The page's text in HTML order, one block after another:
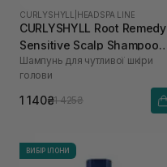
CURLYSHYLL HEADSPA LINE
CURLYSHYLL Root Remedy
Sensitive Scalp Shampoo
360 мл
Шампунь для чутливої шкіри
голови
1 140₴1 425₴
ВИБІР ІЛОНИ